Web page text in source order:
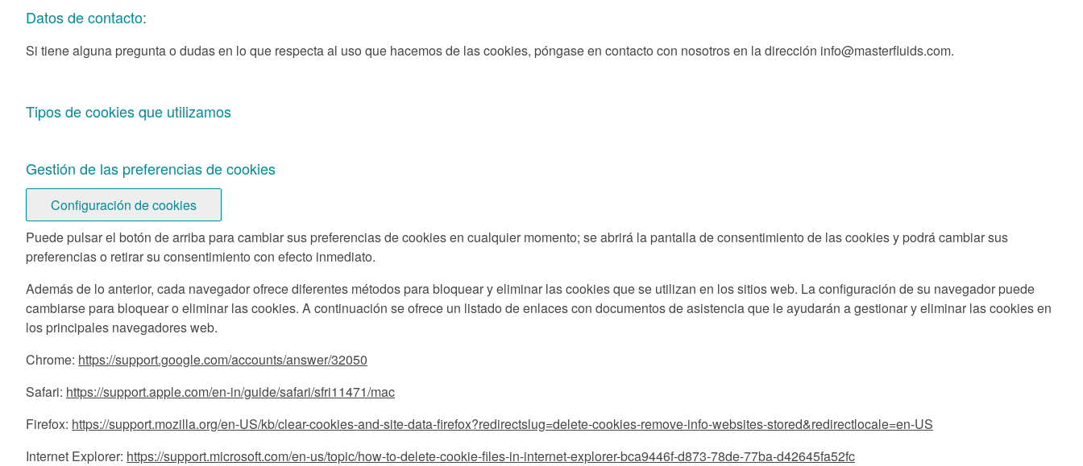
Datos de contacto:
Si tiene alguna pregunta o dudas en lo que respecta al uso que hacemos de las cookies, póngase en contacto con nosotros en la dirección info@masterfluids.com.
Tipos de cookies que utilizamos
Gestión de las preferencias de cookies
Configuración de cookies
Puede pulsar el botón de arriba para cambiar sus preferencias de cookies en cualquier momento; se abrirá la pantalla de consentimiento de las cookies y podrá cambiar sus
preferencias o retirar su consentimiento con efecto inmediato.
Además de lo anterior, cada navegador ofrece diferentes métodos para bloquear y eliminar las cookies que se utilizan en los sitios web. La configuración de su navegador puede
cambiarse para bloquear o eliminar las cookies. A continuación se ofrece un listado de enlaces con documentos de asistencia que le ayudarán a gestionar y eliminar las cookies en
los principales navegadores web.
Chrome: https://support.google.com/accounts/answer/32050
Safari: https://support.apple.com/en-in/guide/safari/sfri11471/mac
Firefox: https://support.mozilla.org/en-US/kb/clear-cookies-and-site-data-firefox?redirectslug=delete-cookies-remove-info-websites-stored&redirectlocale=en-US
Internet Explorer: https://support.microsoft.com/en-us/topic/how-to-delete-cookie-files-in-internet-explorer-bca9446f-d873-78de-77ba-d42645fa52fc